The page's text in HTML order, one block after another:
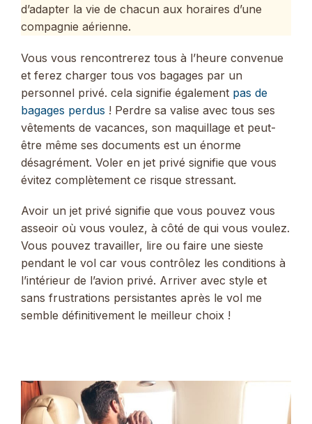
d’adapter la vie de chacun aux horaires d’une
compagnie aérienne.
Vous vous rencontrerez tous à l’heure convenue
et ferez charger tous vos bagages par un
personnel privé. cela signifie également pas de
bagages perdus ! Perdre sa valise avec tous ses
vêtements de vacances, son maquillage et peut-
être même ses documents est un énorme
désagrément. Voler en jet privé signifie que vous
évitez complètement ce risque stressant.
Avoir un jet privé signifie que vous pouvez vous
asseoir où vous voulez, à côté de qui vous voulez.
Vous pouvez travailler, lire ou faire une sieste
pendant le vol car vous contrôlez les conditions à
l’intérieur de l’avion privé. Arriver avec style et
sans frustrations persistantes après le vol me
semble définitivement le meilleur choix !